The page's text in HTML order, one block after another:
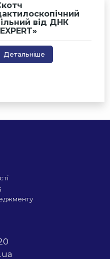
від ДНК
Детальніше